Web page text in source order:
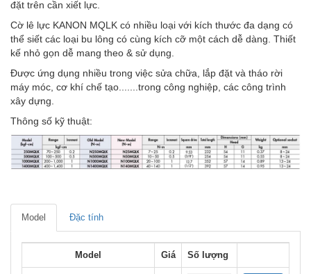
đặt trên cần xiết lực.
Cờ lê lực KANON MQLK có nhiều loại với kích thước đa dạng có
thể siết các loại bu lông có cùng kích cỡ một cách dễ dàng. Thiết
kế nhỏ gọn dễ mang theo & sử dụng.
Được ứng dụng nhiều trong việc sửa chữa, lắp đặt và tháo rời
máy móc, cơ khí chế tạo.......trong công nghiệp, các công trình
xây dựng.
Thông số kỹ thuật:
Model Đặc tính
Model Giá Số lượng